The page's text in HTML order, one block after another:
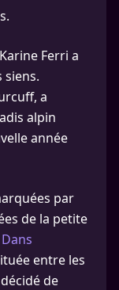
Ferri a
siens.
a
alpin
année
par
de la petite
Dans
entre les
de